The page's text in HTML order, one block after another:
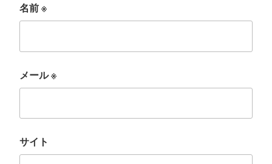
名前※
メール※
サイト